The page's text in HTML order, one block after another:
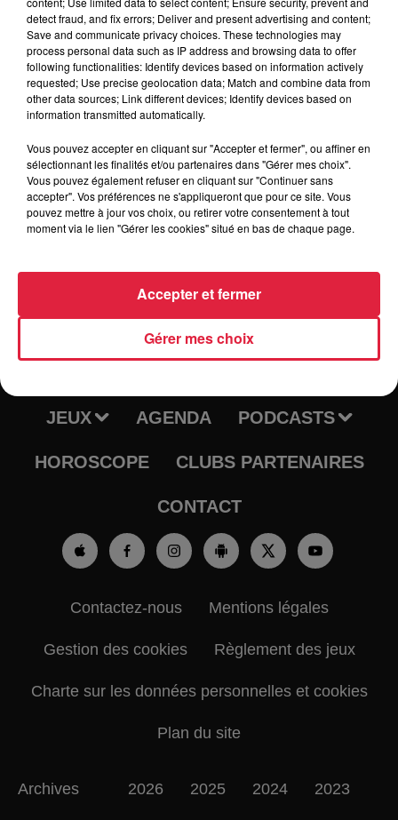
championnat de France. Course en peloton de 10 à 15
véhicules, Buggy, Kart cross et voiture de tourisme. Finales
a partir de dimanche 15 h. Nombreuses activités à coté,
animations enfants, châteaux gonflables, baptêmes en 4*4
et trial, baptêmes ULM, expo Montgolfières et avions à
RADIO INFOS
JEUX AGENDA PODCASTS
HOROSCOPE CLUBS PARTENAIRES
CONTACT
Contactez-nous Mentions légales
Gestion des cookies Règlement des jeux
Charte sur les données personnelles et cookies
Plan du site
Archives 2026 2025 2024 2023
detect fraud, and fix errors; Deliver and present advertising and content;
Save and communicate privacy choices. These technologies may
process personal data such as IP address and browsing data to offer
following functionalities: Identify devices based on information actively
requested; Use precise geolocation data; Match and combine data from
other data sources; Link different devices; Identify devices based on
information transmitted automatically.
Vous pouvez accepter en cliquant sur "Accepter et fermer", ou affiner en
sélectionnant les finalités et/ou partenaires dans "Gérer mes choix".
Vous pouvez également refuser en cliquant sur "Continuer sans
accepter". Vos préférences ne s'appliqueront que pour ce site. Vous
pouvez mettre à jour vos choix, ou retirer votre consentement à tout
moment via le lien "Gérer les cookies" situé en bas de chaque page.
Gérer mes choix
Accepter et fermer